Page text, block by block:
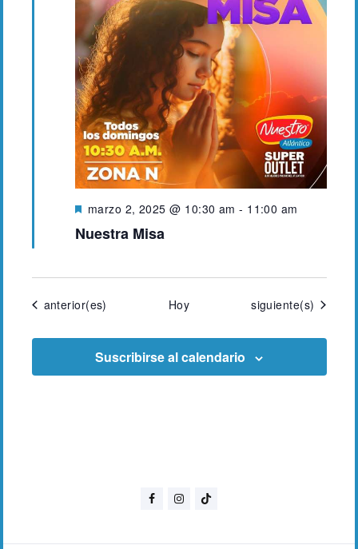
Nuestra Misa
D
s
a
d
marzo 2, 2025 @ 10:30 am - 11:00 am
Eventos
anterior(es) Hoy Eventos
siguiente(s)
Suscribirse al calendario